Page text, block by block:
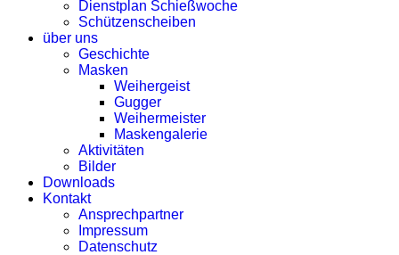
Dienstplan Schießwoche
Schützenscheiben
über uns
Geschichte
Masken
Weihergeist
Gugger
Weihermeister
Maskengalerie
Aktivitäten
Bilder
Downloads
Kontakt
Ansprechpartner
Impressum
Datenschutz